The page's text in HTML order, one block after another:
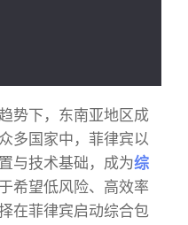
势下，东南亚地区成
多国家中，菲律宾以
与技术基础，成为综
希望低风险、高效率
在菲律宾启动综合包